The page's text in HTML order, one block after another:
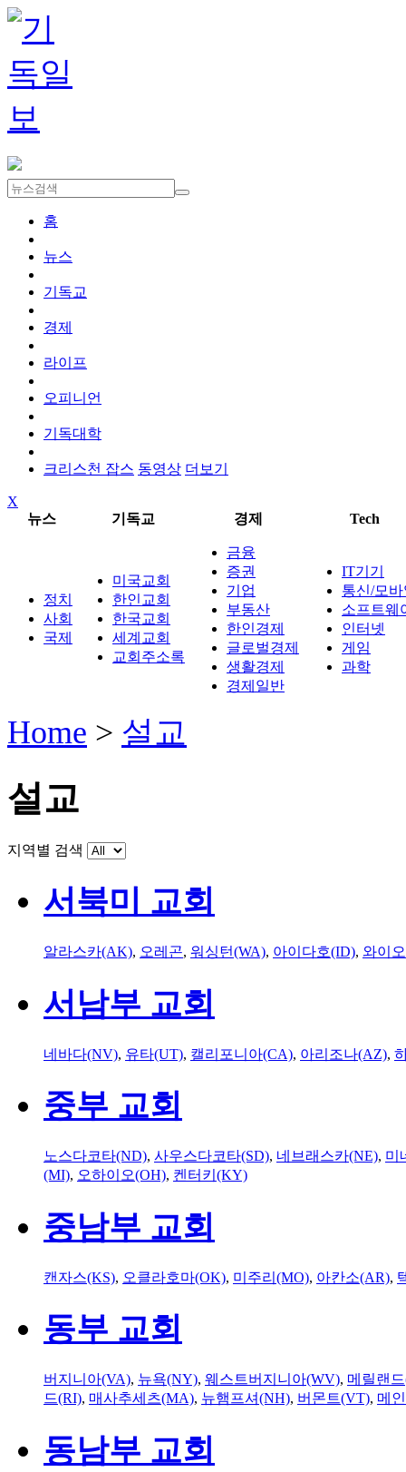
홈
뉴스
기독교
경제
라이프
오피니언
기독대학
크리스천 잡스 동영상 더보기
X
뉴스
기독교 경제 Tech
정치
사회
국제
미국교회
한인교회
한국교회
세계교회
교회주소록
금융
증권
기업
부동산
한인경제
글로벌경제
생활경제
경제일반
IT기기
통신/모
소프트웨
인터넷
게임
과학
Home > 설교
설교
지역별 검색
서북미 교회
알라스카(AK), 오레곤, 워싱턴(WA), 아이다호(ID), 와이
서남부 교회
네바다(NV), 유타(UT), 캘리포니아(CA), 아리조나(AZ),
중부 교회
노스다코타(ND), 사우스다코타(SD), 네브래스카(NE), 미
(MI), 오하이오(OH), 켄터키(KY)
중남부 교회
캔자스(KS), 오클라호마(OK), 미주리(MO), 아칸소(AR),
동부 교회
버지니아(VA), 뉴욕(NY), 웨스트버지니아(WV), 메릴랜
드(RI), 매사추세츠(MA), 뉴햄프셔(NH), 버몬트(VT), 메
동남부 교회